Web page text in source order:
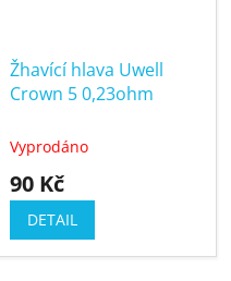
Žhavící hlava Uwell
Crown 5 0,23ohm
Vyprodáno
90 Kč
DETAIL